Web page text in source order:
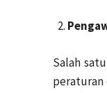
Salah
peraturan